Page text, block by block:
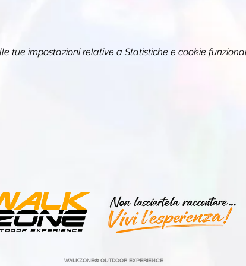
tue impostazioni relative a Statistiche e cookie
WALKZONE®OUTDOOR EXPERIENCE